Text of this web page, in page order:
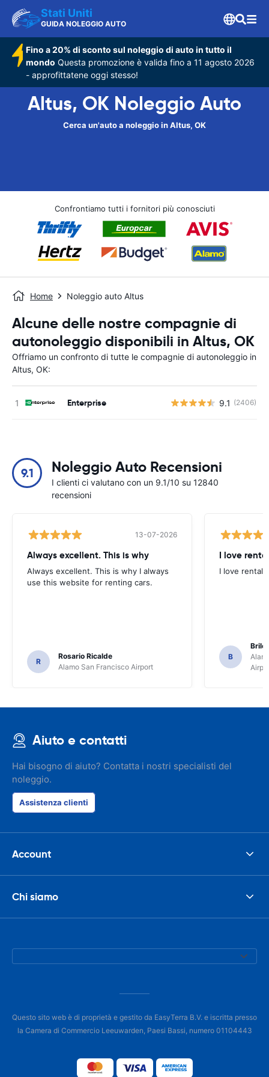
Stati Uniti
GUIDA NOLEGGIO AUTO
Fino a 20% di sconto sul noleggio di auto in tutto il
mondo Questa promozione è valida fino a 11 agosto 2026
- approfittatene oggi stesso!
Altus, OK Noleggio Auto
Cerca un'auto a noleggio in Altus, OK
Confrontiamo tutti i fornitori più conosciuti
Home Noleggio auto Altus
Alcune delle nostre compagnie di
autonoleggio disponibili in Altus, OK
Offriamo un confronto di tutte le compagnie di autonoleggio in
Altus, OK:
Enterprise 9.1 (2406)
9.1 Noleggio Auto Recensioni
I clienti ci valutano con un 9.1/10 su 12840
recensioni
13-07-2026
Always excellent. This is why
Always excellent. This is why I always
use this website for renting cars.
R
Rosario Ricalde
Alamo San Francisco Airport
I love
I love rental
B
Aiuto e contatti
Hai bisogno di aiuto? Contatta i nostri specialisti del
noleggio.
Assistenza clienti
Account
Chi siamo
Questo sito web è di proprietà e gestito da EasyTerra B.V. e iscritta presso
la Camera di Commercio Leeuwarden, Paesi Bassi, numero 01104443